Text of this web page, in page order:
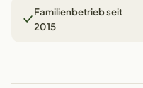
Familienbetrieb seit
2015